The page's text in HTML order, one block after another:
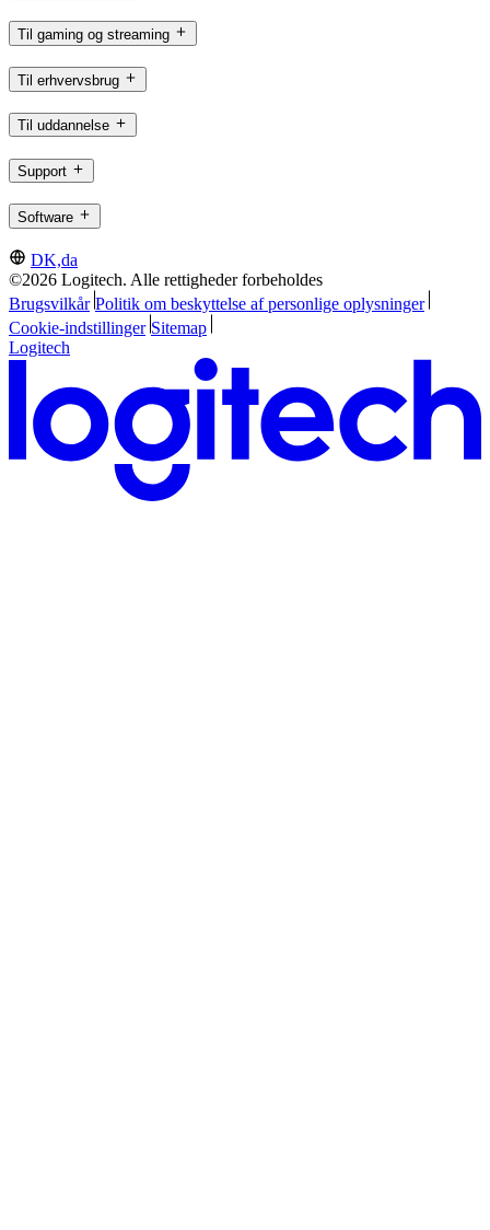
Til gaming og streaming
Til erhvervsbrug
Til uddannelse
Support
Software
DK,da
©2026 Logitech. Alle rettigheder forbeholdes
Brugsvilkår Politik om beskyttelse af personlige oplysninger
Cookie-indstillinger Sitemap
Logitech